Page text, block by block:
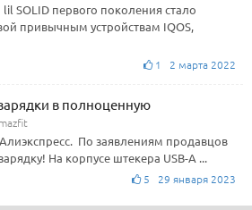
SOLID первого поколения стало
привычным устройствам IQOS,
1 2 марта 2022
в полноценную
По заявлениям продавцов
На корпусе штекера USB-А ...
5 29 января 2023